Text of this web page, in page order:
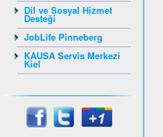
Dil ve Sosyal Hizmet
Desteği
JobLife Pinneberg
KAUSA Servis Merkezi
Kiel